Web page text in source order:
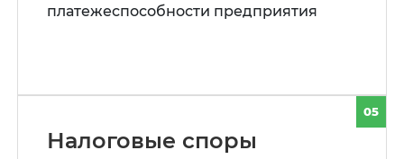
платежеспособности предприятия
05
Налоговые споры